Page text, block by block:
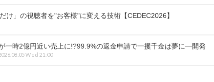
け」の視聴者を"お客様"に変える技術【CEDEC2026】
一時2億円近い売上に!?99.9%の返金申請で一攫千金は夢に―開発
Wed 21:00